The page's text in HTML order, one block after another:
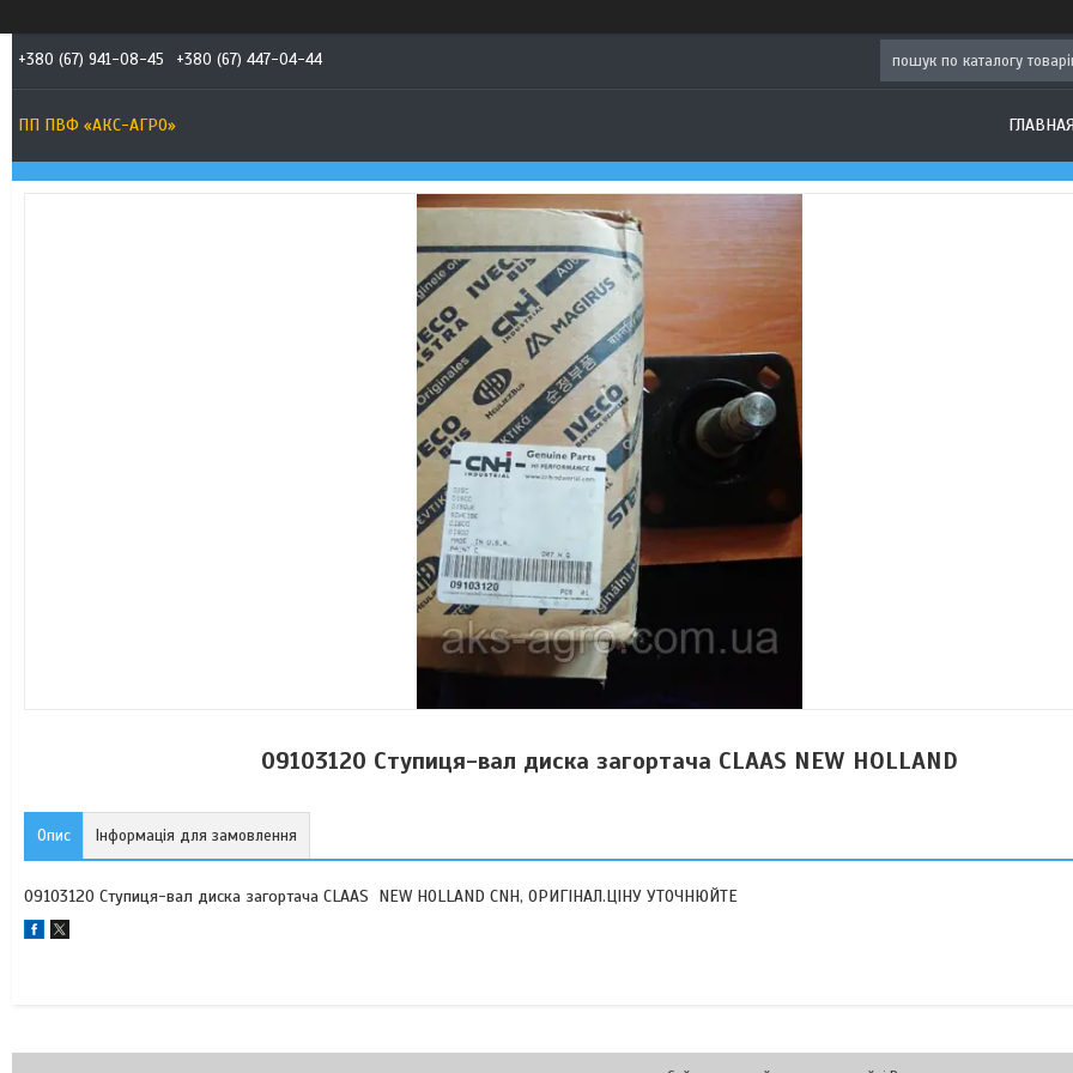
+380 (67) 941-08-45 +380 (67) 447-04-44
ПП ПВФ «АКС-АГРО» ГЛАВНАЯ
09103120 Ступиця-вал диска загортача CLAAS NEW HOLLAND
Опис Інформація для замовлення
09103120 Ступиця-вал диска загортача CLAAS NEW HOLLAND CNH, ОРИГІНАЛ.ЦІНУ УТОЧНЮЙТЕ